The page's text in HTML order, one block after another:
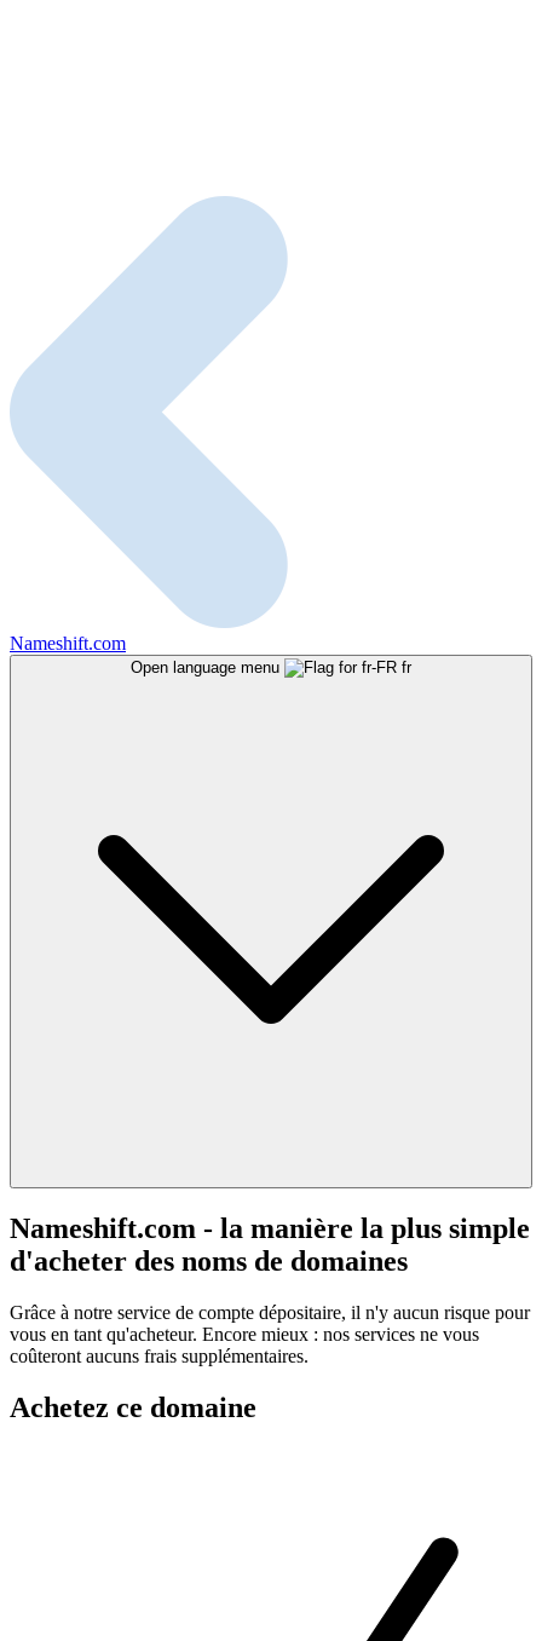
Nameshift.com
Open language menu fr
Nameshift.com - la manière la plus simple
d'acheter des noms de domaines
Grâce à notre service de compte dépositaire, il n'y aucun risque pour
vous en tant qu'acheteur. Encore mieux : nos services ne vous
coûteront aucuns frais supplémentaires.
Achetez ce domaine